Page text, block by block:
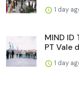
1 day
MIND
PT Vale
1 day